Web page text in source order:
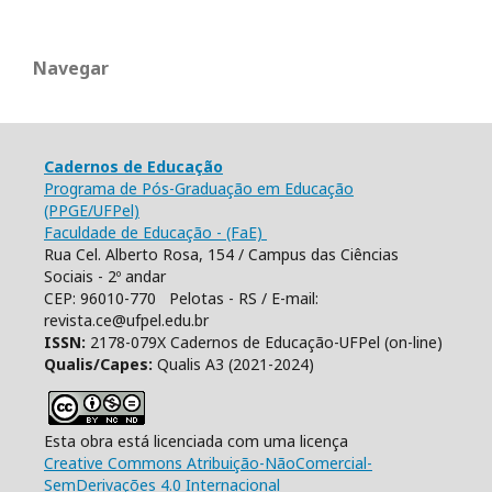
Navegar
Cadernos de Educação
Programa de Pós-Graduação em Educação
(PPGE/UFPel)
Faculdade de Educação - (FaE)
Rua Cel. Alberto Rosa, 154 / Campus das Ciências
Sociais - 2º andar
CEP: 96010-770 Pelotas - RS / E-mail:
revista.ce@ufpel.edu.br
ISSN: 2178-079X Cadernos de Educação-UFPel (on-line)
Qualis/Capes: Qualis A3 (2021-2024)
Esta obra está licenciada com uma licença
Creative Commons Atribuição-NãoComercial-
SemDerivações 4.0 Internacional